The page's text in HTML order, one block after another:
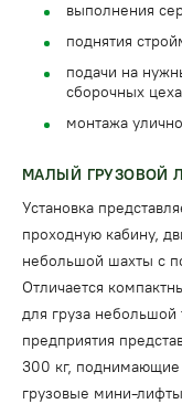
выполнения
поднятия
подачи на
сборочных
монтажа
МАЛЫЙ ГРУЗОВОЙ
Установка
проходную кабину,
небольшой шахты с
Отличается
для груза
предприятия
300 кг, поднимающие
грузовые мини-